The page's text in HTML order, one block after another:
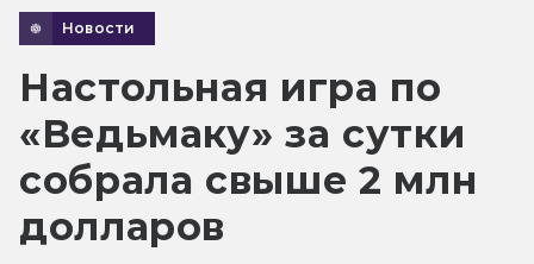
Новости
Настольная игра по
«Ведьмаку» за сутки
собрала свыше 2 млн
долларов